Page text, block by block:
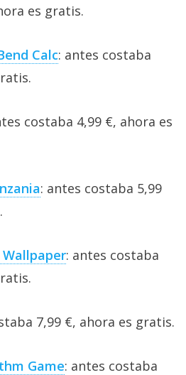
es gratis.
Calc: antes costaba
costaba 4,99 €, ahora es
: antes costaba 5,99
Wallpaper: antes costaba
7,99 €, ahora es gratis.
Game: antes costaba